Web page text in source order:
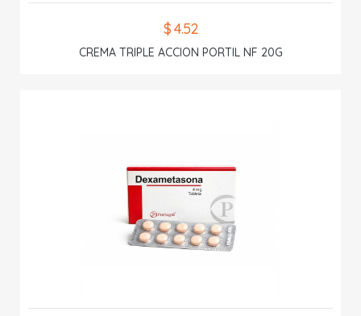
$ 4.52
CREMA TRIPLE ACCION PORTIL NF 20G